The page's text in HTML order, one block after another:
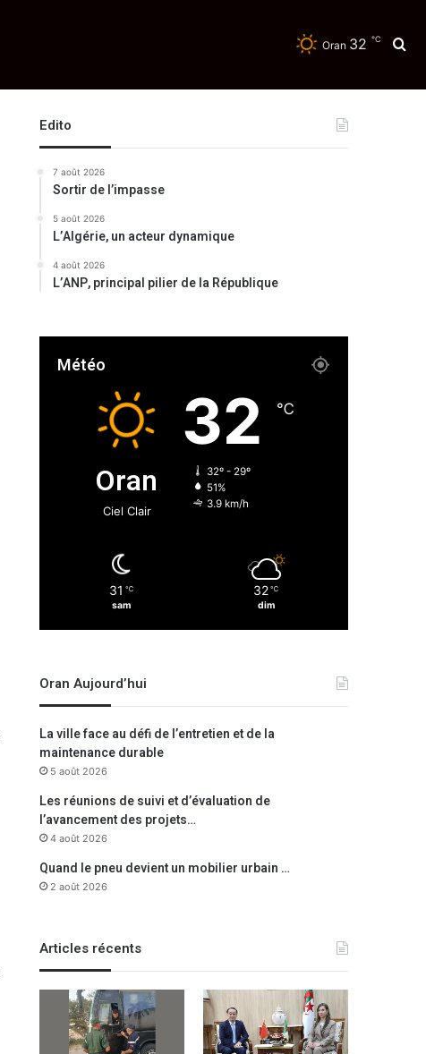
Oran 32 ℃
Edito
7 août 2026
Sortir de l’impasse
5 août 2026
L’Algérie, un acteur dynamique
4 août 2026
L’ANP, principal pilier de la République
Météo
Oran
Ciel Clair
32 ℃
32º - 29º
51%
3.9 km/h
31 ℃
sam
32 ℃
dim
Oran Aujourd’hui
La ville face au défi de l’entretien et de la
maintenance durable
5 août 2026
Les réunions de suivi et d’évaluation de
l’avancement des projets…
4 août 2026
Quand le pneu devient un mobilier urbain …
2 août 2026
Articles récents